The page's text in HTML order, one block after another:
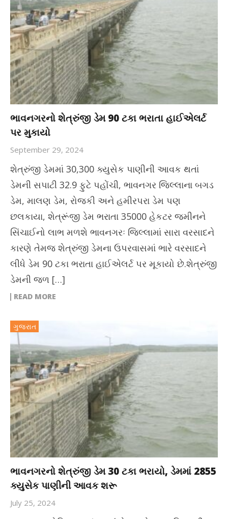
ભાવનગરનો શેત્રુંજી ડેમ 90 ટકા ભરાતા હાઈએલર્ટ
પર મુકાયો
September 29, 2024
શેત્રુંજી ડેમમાં 30,300 ક્યુસેક પાણીની આવક થતાં
ડેમની સપાટી 32.9 ફુટે પહોંચી, ભાવનગર જિલ્લાના બગડ
ડેમ, માલણ ડેમ, રોજકી અને હમીરપરા ડેમ પણ
છલકાયા, શેત્રૂંજી ડેમ ભરાતા 35000 હેકટર જમીનને
સિંચાઈનો લાભ મળશે ભાવનગરઃ જિલ્લામાં સારા વરસાદને
કારણે તેમજ શેત્રુંજી ડેમના ઉપરવાસમાં ભારે વરસાદને
લીધે ડેમ 90 ટકા ભરાતા હાઈએલર્ટ પર મૂકાયો છે.શેત્રુંજી
ડેમની જળ […]
READ MORE
ગુજરાત
ભાવનગરનો શેત્રુંજી ડેમ 30 ટકા ભરાયો, ડેમમાં 2855
ક્યુસેક પાણીની આવક શરૂ
July 25, 2024